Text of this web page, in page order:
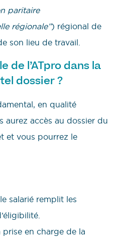
paritaire
régionale”) régional de
son lieu de travail.
de l’ATpro dans la
dossier ?
en qualité
aurez accès au dossier du
et vous pourrez le
salarié remplit les
prise en charge de la